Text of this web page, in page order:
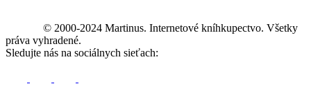
© 2000-2024 Martinus. Internetové kníhkupectvo. Všetky
práva vyhradené.
Sledujte nás na sociálnych sieťach: